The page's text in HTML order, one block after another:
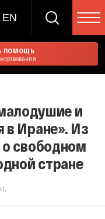
EN
ПОМОЩЬ
и
в Иране». Из
о свободном
стране